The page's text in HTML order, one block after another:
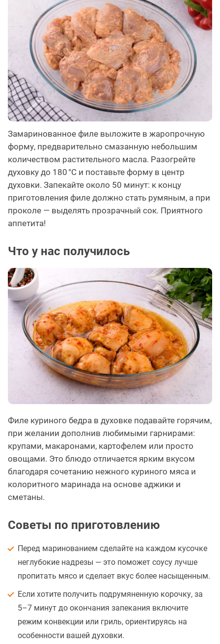
Замаринованное филе выложите в жаропрочную
форму, предварительно смазанную небольшим
количеством растительного масла. Разогрейте
духовку до 180 °C и поставьте форму в центр
духовки. Запекайте около 50 минут: к концу
приготовления филе должно стать румяным, а при
проколе — выделять прозрачный сок. Приятного
аппетита!
Что у нас получилось
Филе куриного бедра в духовке подавайте горячим,
при желании дополнив любимыми гарнирами:
крупами, макаронами, картофелем или просто
овощами. Это блюдо отличается ярким вкусом
благодаря сочетанию нежного куриного мяса и
колоритного маринада на основе аджики и
сметаны.
Советы по приготовлению
Перед маринованием сделайте на каждом кусочке
неглубокие надрезы — это поможет соусу лучше
пропитать мясо и сделает вкус более насыщенным.
Если хотите получить подрумяненную корочку, за
5–7 минут до окончания запекания включите
режим конвекции или гриль, ориентируясь на
особенности вашей духовки.